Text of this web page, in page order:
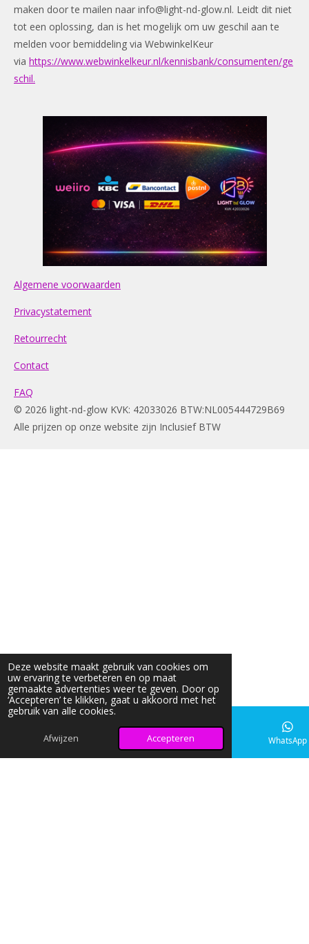
Deze website maakt gebruik van cookies om
uw ervaring te verbeteren en op maat
gemaakte advertenties weer te geven. Door op
‘Accepteren’ te klikken, gaat u akkoord met het
gebruik van alle cookies.
Afwijzen Accepteren
maken door te mailen naar info@light-nd-glow.nl. Leidt dit niet
tot een oplossing, dan is het mogelijk om uw geschil aan te
melden voor bemiddeling via WebwinkelKeur
via https://www.webwinkelkeur.nl/kennisbank/consumenten/ge
schil.
Algemene voorwaarden
Privacystatement
Retourrecht
Contact
FAQ
© 2026 light-nd-glow KVK: 42033026 BTW:NL005444729B69
Alle prijzen op onze website zijn Inclusief BTW
E-mailadres Instagram WhatsApp